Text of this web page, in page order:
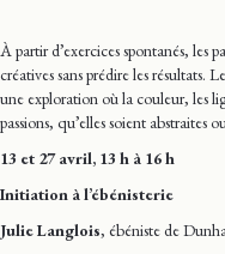
À partir d’exercices spontanés, les
créatives sans prédire les résultats.
une exploration où la couleur, les
passions, qu’elles soient abstraites
13 et 27 avril, 13 h à 16 h
Initiation à l’ébénisterie
Julie Langlois, ébéniste de